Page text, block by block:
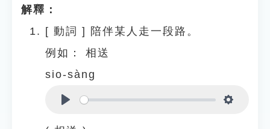
解釋：
[ 動詞 ]
陪伴某人走一段路。
例如：
相送
sio-sàng